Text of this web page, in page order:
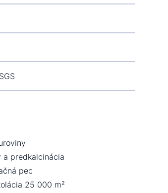
a predkalcinácia
pec
25 000 m²